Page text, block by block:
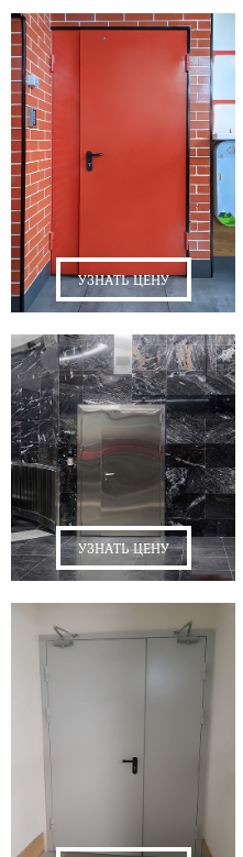
УЗНАТЬ ЦЕНУ
УЗНАТЬ ЦЕНУ